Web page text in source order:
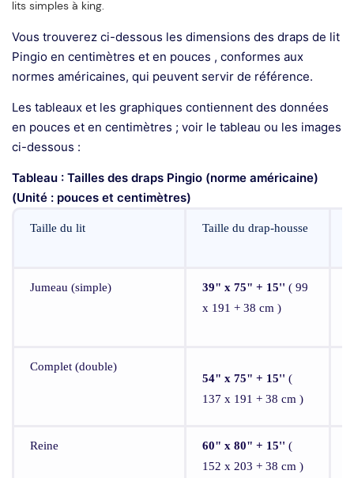
lits simples à king.
Vous trouverez ci-dessous les dimensions des draps de lit
Pingio en centimètres et en pouces , conformes aux
normes américaines, qui peuvent servir de référence.
Les tableaux et les graphiques contiennent des données
en pouces et en centimètres ; voir le tableau ou les images
ci-dessous :
Tableau : Tailles des draps Pingio (norme américaine)
(Unité : pouces et centimètres)
Taille du lit Taille du drap-housse
Jumeau (simple) 39" x 75" + 15'' ( 99
x 191 + 38 cm )
Complet (double)
54" x 75" + 15'' (
137 x 191 + 38 cm )
Reine 60" x 80" + 15'' (
152 x 203 + 38 cm )